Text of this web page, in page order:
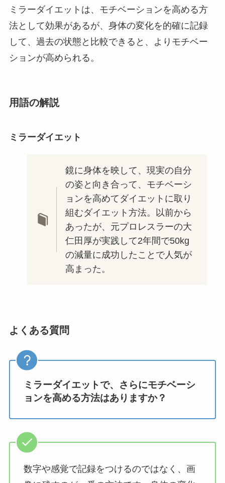
ミラーダイエットは、モチベーションを高める方
法として効果があるが、身体の変化を的確に記録
して、過去の状態と比較できると、よりモチベー
ションが高められる。
用語の解説
ミラーダイエット
鏡に身体を映して、現実の自分
の姿と向き合って、モチベーシ
ョンを高めてダイエットに取り
組むダイエット方法。以前から
あったが、元プロレスラーの大
仁田厚が実践して2年間で50kg
の減量に成功したことで人気が
高まった。
よくある質問
ミラーダイエットで、さらにモチベーシ
ョンを高める方法はありますか？
数字や感覚で記録をつけるのではなく、画